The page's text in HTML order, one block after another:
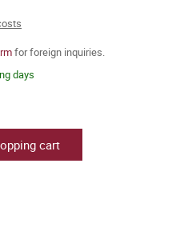
for foreign inquiries.
days
cart